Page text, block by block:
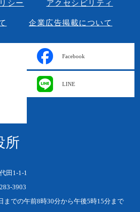
シー アクセシビリティ
企業広告掲載について
Facebook
LINE
所
田1-1-1
3903
までの午前8時30分から午後5時15分まで